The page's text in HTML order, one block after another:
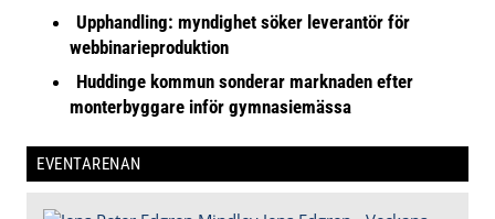
Upphandling: myndighet söker leverantör för
webbinarieproduktion
Huddinge kommun sonderar marknaden efter
monterbyggare inför gymnasiemässa
EVENTARENAN